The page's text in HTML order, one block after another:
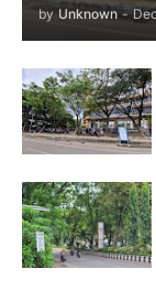
by Unknown -